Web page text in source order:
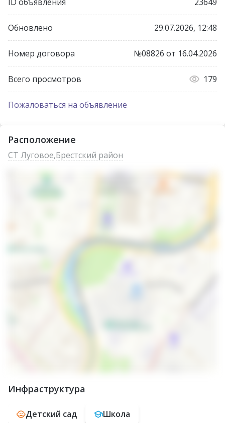
Расположение
СТ Луговое,Брестский район
Инфраструктура
Детский сад Школа
Обновлено 29.07.2026, 12:48
Номер договора №08826 от 16.04.2026
Всего просмотров 179
Пожаловаться на объявление